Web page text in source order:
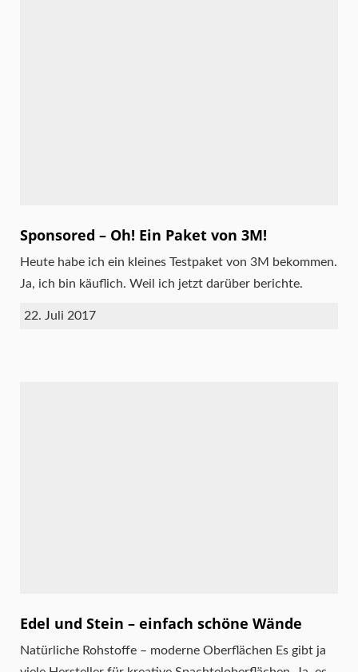
Sponsored – Oh! Ein Paket von 3M!
Heute habe ich ein kleines Testpaket von 3M bekommen.
Ja, ich bin käuflich. Weil ich jetzt darüber berichte.
22. Juli 2017
Edel und Stein – einfach schöne Wände
Natürliche Rohstoffe – moderne Oberflächen Es gibt ja